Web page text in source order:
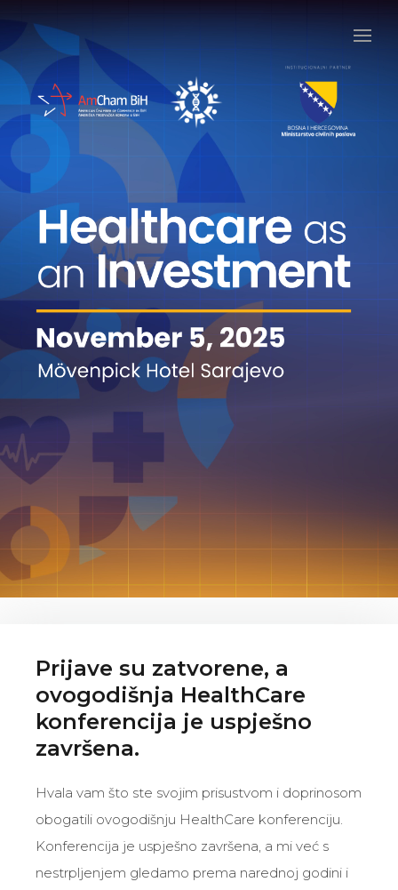
Prijave su zatvorene, a
ovogodišnja HealthCare
konferencija je uspješno
završena.
Hvala vam što ste svojim prisustvom i doprinosom
obogatili ovogodišnju HealthCare konferenciju.
Konferencija je uspješno završena, a mi već s
nestrpljenjem gledamo prema narednoj godini i